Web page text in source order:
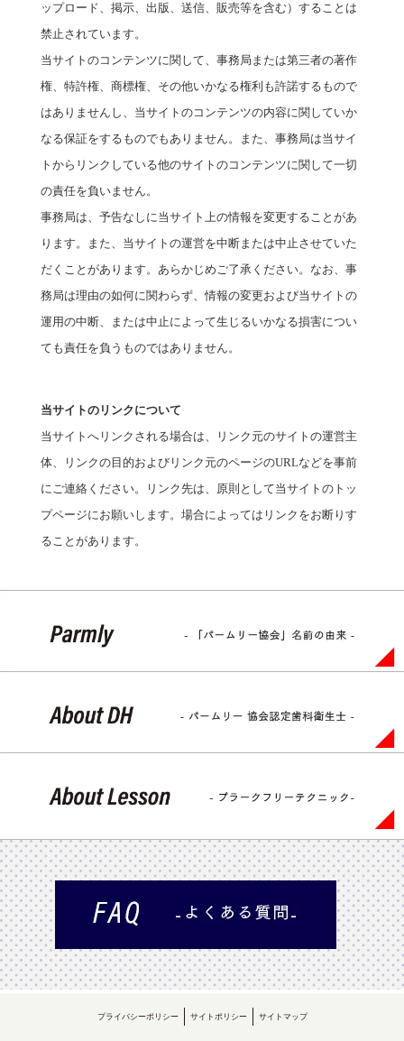
ップロード、掲示、出版、送信、販売等を含む）することは
禁止されています。
当サイトのコンテンツに関して、事務局または第三者の著作
権、特許権、商標権、その他いかなる権利も許諾するもので
はありませんし、当サイトのコンテンツの内容に関していか
なる保証をするものでもありません。また、事務局は当サイ
トからリンクしている他のサイトのコンテンツに関して一切
の責任を負いません。
事務局は、予告なしに当サイト上の情報を変更することがあ
ります。また、当サイトの運営を中断または中止させていた
だくことがあります。あらかじめご了承ください。なお、事
務局は理由の如何に関わらず、情報の変更および当サイトの
運用の中断、または中止によって生じるいかなる損害につい
ても責任を負うものではありません。
当サイトのリンクについて
当サイトへリンクされる場合は、リンク元のサイトの運営主
体、リンクの目的およびリンク元のページのURLなどを事前
にご連絡ください。リンク先は、原則として当サイトのトッ
プページにお願いします。場合によってはリンクをお断りす
ることがあります。
プライバシーポリシー サイトポリシー サイトマップ